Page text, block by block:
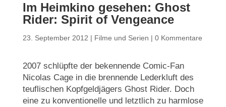
Im Heimkino gesehen: Ghost
Rider: Spirit of Vengeance
23. September 2012 | Filme und Serien | 0 Kommentare
2007 schlüpfte der bekennende Comic-Fan
Nicolas Cage in die brennende Lederkluft des
teuflischen Kopfgeldjägers Ghost Rider. Doch
eine zu konventionelle und letztlich zu harmlose